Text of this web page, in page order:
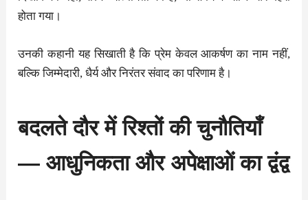
होता गया।
उनकी कहानी यह सिखाती है कि प्रेम केवल आकर्षण का नाम नहीं,
बल्कि जिम्मेदारी, धैर्य और निरंतर संवाद का परिणाम है।
बदलते दौर में रिश्तों की चुनौतियाँ
— आधुनिकता और अपेक्षाओं का द्वंद्व